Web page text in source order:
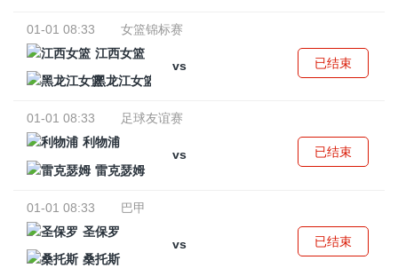
01-01 08:33
女篮锦标赛
江西女篮
vs
黑龙江女篮
已结束
01-01 08:33
足球友谊赛
利物浦
vs
雷克瑟姆
已结束
01-01 08:33
巴甲
圣保罗
vs
桑托斯
已结束